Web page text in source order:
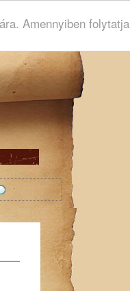
Amennyiben folytatja